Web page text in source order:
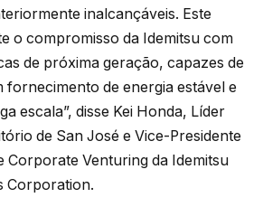
inalcançáveis. Este
o compromisso da Idemitsu com
de próxima geração, capazes de
de energia estável e
escala”, disse Kei Honda, Líder
de San José e Vice-Presidente
Corporate Venturing da Idemitsu
Corporation.